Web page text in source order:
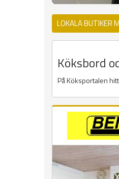
LOKALA BUTIKER
Köksbord
På Köksportalen